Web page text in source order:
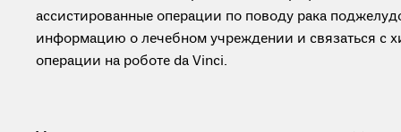
ассистированные операции по поводу рака
информацию о лечебном учреждении и связаться с
операции на роботе da Vinci.